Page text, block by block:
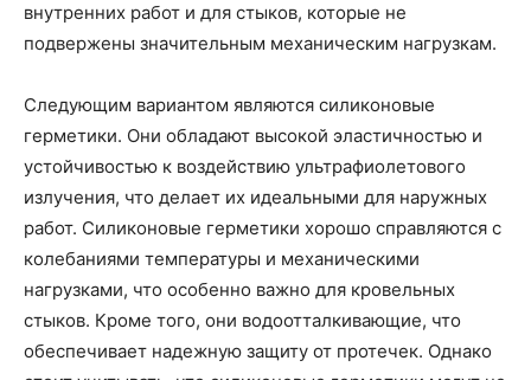
внутренних работ и для стыков, которые не
подвержены значительным механическим нагрузкам.
Следующим вариантом являются силиконовые
герметики. Они обладают высокой эластичностью и
устойчивостью к воздействию ультрафиолетового
излучения, что делает их идеальными для наружных
работ. Силиконовые герметики хорошо справляются с
колебаниями температуры и механическими
нагрузками, что особенно важно для кровельных
стыков. Кроме того, они водоотталкивающие, что
обеспечивает надежную защиту от протечек. Однако